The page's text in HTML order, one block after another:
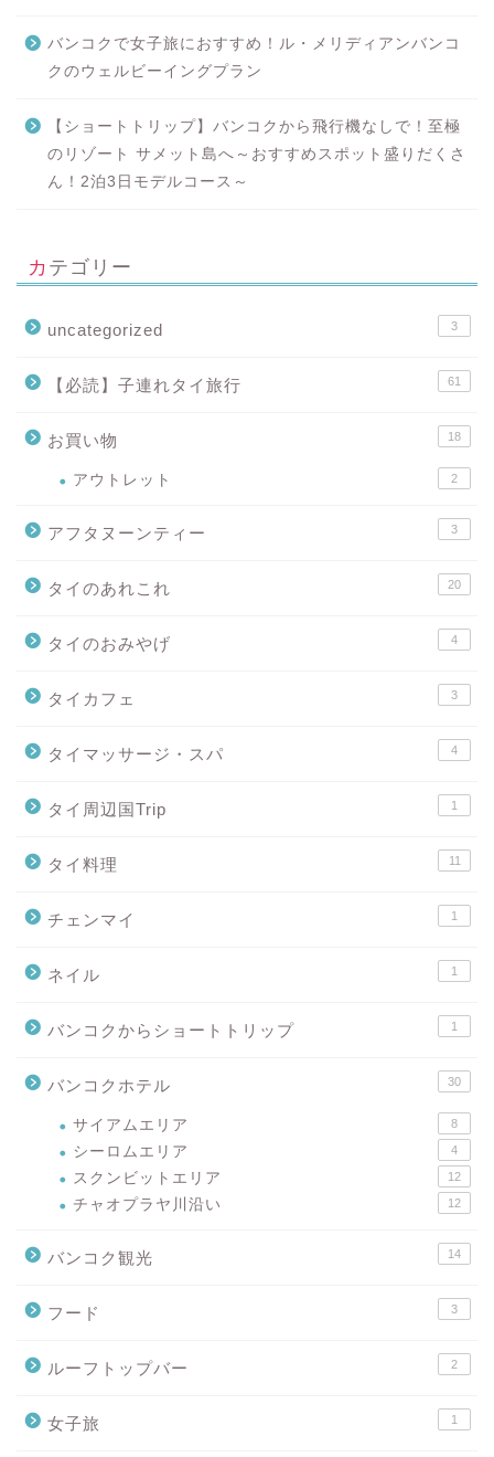
バンコクで女子旅におすすめ！ル・メリディアンバンコ
クのウェルビーイングプラン
【ショートトリップ】バンコクから飛行機なしで！至極
のリゾート サメット島へ～おすすめスポット盛りだくさ
ん！2泊3日モデルコース～
カテゴリー
uncategorized 3
【必読】子連れタイ旅行 61
お買い物 18
アウトレット 2
アフタヌーンティー 3
タイのあれこれ 20
タイのおみやげ 4
タイカフェ 3
タイマッサージ・スパ 4
タイ周辺国Trip 1
タイ料理 11
チェンマイ 1
ネイル 1
バンコクからショートトリップ 1
バンコクホテル 30
サイアムエリア 8
シーロムエリア 4
スクンビットエリア 12
チャオプラヤ川沿い 12
バンコク観光 14
フード 3
ルーフトップバー 2
女子旅 1